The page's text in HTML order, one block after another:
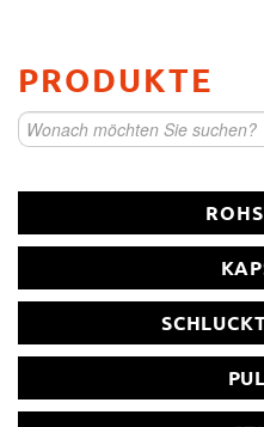
Vitamin/
Direktpulver und/oder
sonstiges
PRODUKTE